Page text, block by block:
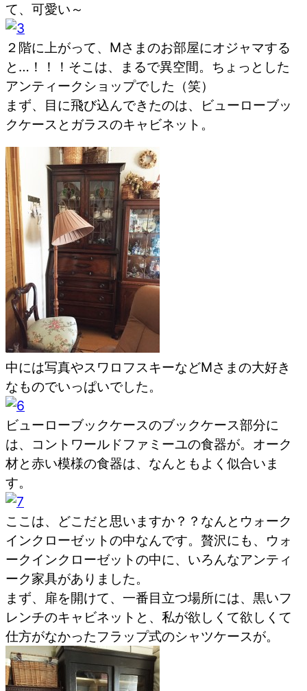
て、可愛い～
２階に上がって、Mさまのお部屋にオジャマする
と…！！！そこは、まるで異空間。ちょっとした
アンティークショップでした（笑）
まず、目に飛び込んできたのは、ビューローブッ
クケースとガラスのキャビネット。
中には写真やスワロフスキーなどMさまの大好き
なものでいっぱいでした。
ビューローブックケースのブックケース部分に
は、コントワールドファミーユの食器が。オーク
材と赤い模様の食器は、なんともよく似合いま
す。
ここは、どこだと思いますか？？なんとウォーク
インクローゼットの中なんです。贅沢にも、ウォ
ークインクローゼットの中に、いろんなアンティ
ーク家具がありました。
まず、扉を開けて、一番目立つ場所には、黒いフ
レンチのキャビネットと、私が欲しくて欲しくて
仕方がなかったフラップ式のシャツケースが。